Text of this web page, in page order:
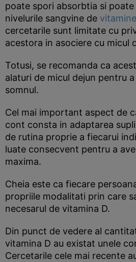
poate spori absorbtia si
nivelurile sangvine de vitamine
cercetarile sunt limitate cu
acestora in asociere cu micul
Totusi, se recomanda ca
alaturi de micul dejun pentru
somnul.
Cel mai important aspect de
cont consta in adaptarea
de rutina proprie a fiecarui
luate consecvent pentru a
maxima.
Cheia este ca fiecare
propriile modalitati prin care
necesarul de vitamina D.
Din punct de vedere al
vitamina D au existat unele
Cercetarile cele mai recente